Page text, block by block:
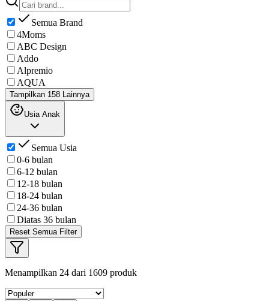
Semua Brand
4Moms
ABC Design
Addo
Alpremio
AQUA
Tampilkan 158 Lainnya
Usia Anak
Semua Usia
0-6 bulan
6-12 bulan
12-18 bulan
18-24 bulan
24-36 bulan
Diatas 36 bulan
Reset Semua Filter
Menampilkan 24 dari 1609 produk